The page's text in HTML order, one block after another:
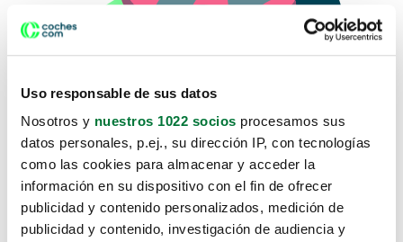
Uso responsable de sus datos
Nosotros y nuestros 1022 socios procesamos sus
datos personales, p.ej., su dirección IP, con tecnologías
como las cookies para almacenar y acceder la
información en su dispositivo con el fin de ofrecer
publicidad y contenido personalizados, medición de
publicidad y contenido, investigación de audiencia y
Lo sentimos, no sabemos como
te hemos traido hasta aquí.